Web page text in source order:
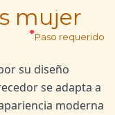
mujer
*Paso requerido
su diseño
se adapta a
moderna